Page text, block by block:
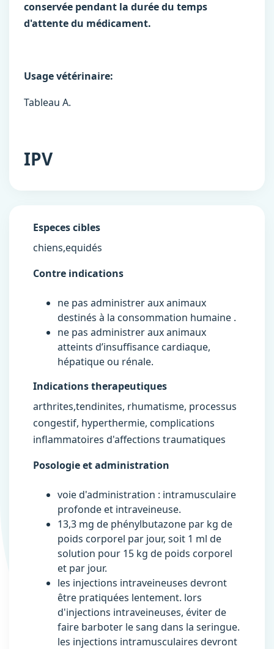
conservée pendant la durée du temps
d'attente du médicament.
Usage vétérinaire:
Tableau A.
IPV
Especes cibles
chiens,equidés
Contre indications
ne pas administrer aux animaux
destinés à la consommation humaine .
ne pas administrer aux animaux
atteints d’insuffisance cardiaque,
hépatique ou rénale.
Indications therapeutiques
arthrites,tendinites, rhumatisme, processus
congestif, hyperthermie, complications
inflammatoires d'affections traumatiques
Posologie et administration
voie d'administration : intramusculaire
profonde et intraveineuse.
13,3 mg de phénylbutazone par kg de
poids corporel par jour, soit 1 ml de
solution pour 15 kg de poids corporel
et par jour.
les injections intraveineuses devront
être pratiquées lentement. lors
d'injections intraveineuses, éviter de
faire barboter le sang dans la seringue.
les injections intramusculaires devront